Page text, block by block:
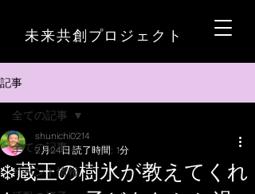
未来共創プロジェクト
記事
全ての記事
イベント情報
全ての記事
❄️蔵王の樹氷が教えてくれ
shunichi0214
2月24日 読了時間: 1分